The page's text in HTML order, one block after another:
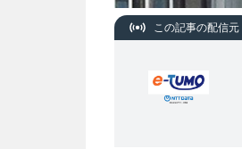
この記事の配信元